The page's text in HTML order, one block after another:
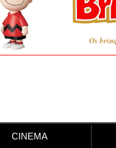
Os
CINEMA